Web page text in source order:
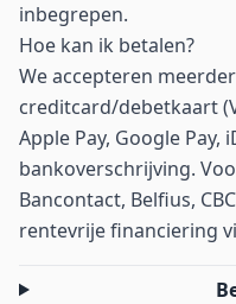
inbegrepen.
Hoe kan ik betalen?
We accepteren
creditcard/debetkaart
Apple Pay, Google Pay,
bankoverschrijving.
Bancontact, Belfius,
rentevrije financiering